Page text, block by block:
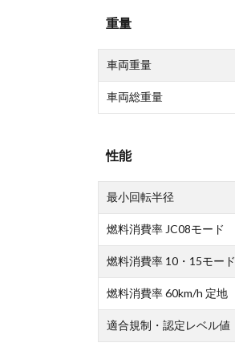
重量
車両重量
車両総重量
性能
最小回転半径
燃料消費率 JC08モード
燃料消費率 10・15モード
燃料消費率 60km/h 定地
適合規制・認定レベル値